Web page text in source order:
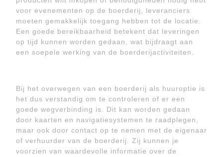
voor evenementen op de boerderij, leveranciers
moeten gemakkelijk toegang hebben tot de locatie.
Een goede bereikbaarheid betekent dat leveringen
op tijd kunnen worden gedaan, wat bijdraagt aan
een soepele werking van de boerderijactiviteiten.
Bij het overwegen van een boerderij als huuroptie is
het dus verstandig om te controleren of er een
goede wegverbinding is. Dit kan worden gedaan
door kaarten en navigatiesystemen te raadplegen,
maar ook door contact op te nemen met de eigenaar
of verhuurder van de boerderij. Zij kunnen je
voorzien van waardevolle informatie over de